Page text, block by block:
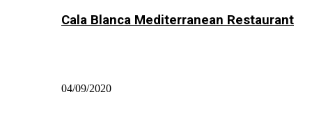
Cala Blanca Mediterranean Restaurant
04/09/2020